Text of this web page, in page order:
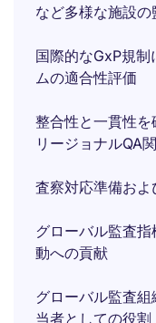
など多様な施設の
国際的なGxP規
ムの適合性評価
整合性と一貫性
リージョナルQA
査察対応準備お
グローバル監査
動への貢献
グローバル監査
当者としての役割